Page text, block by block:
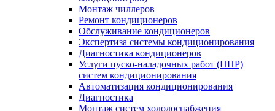
Монтаж чиллеров
Ремонт кондиционеров
Обслуживание кондиционеров
Экспертиза системы кондиционирования
Диагностика кондиционеров
Услуги пуско-наладочных работ (ПНР)
систем кондиционирования
Автоматизация кондиционирования
Диагностика
Монтаж систем холодоснабжения